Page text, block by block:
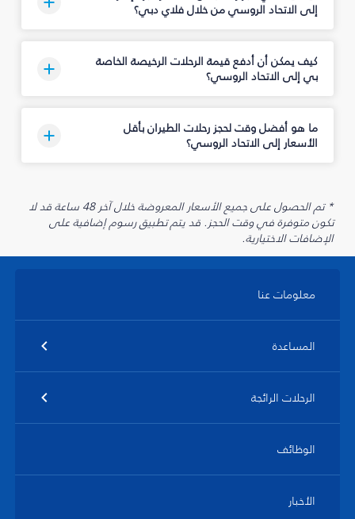
إلى الاتحاد الروسي من خلال فلاي دبي؟
كيف يمكن أن أدفع قيمة الرحلات الرخيصة الخاصة
بي إلى الاتحاد الروسي؟
ما هو أفضل وقت لحجز رحلات الطيران بأقل
الأسعار إلى الاتحاد الروسي؟
* تم الحصول على جميع الأسعار المعروضة خلال آخر 48 ساعة قد لا
تكون متوفرة في وقت الحجز. قد يتم تطبيق رسوم إضافية على
الإضافات الاختيارية.
معلومات عنا
المساعدة
الرحلات الرائجة
الوظائف
الأخبار